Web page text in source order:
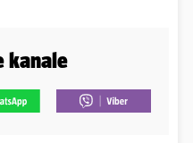
kanale